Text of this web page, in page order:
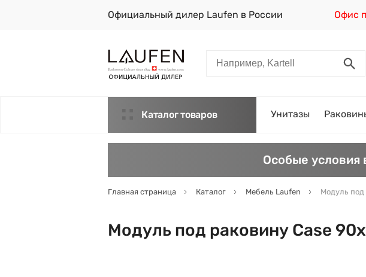
Официальный дилер Laufen в России Офис
Каталог товаров Унитазы
Особые условия
Главная страница Каталог Мебель Laufen Модуль под
Модуль под раковину Case